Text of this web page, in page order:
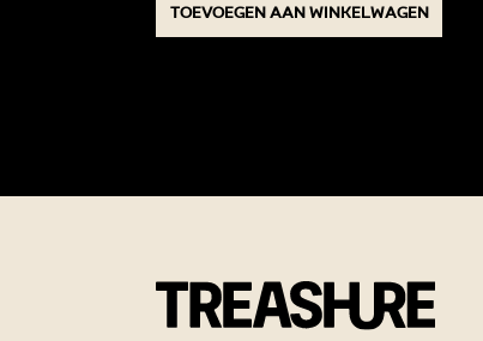
Toevoegen aan winkelwagen